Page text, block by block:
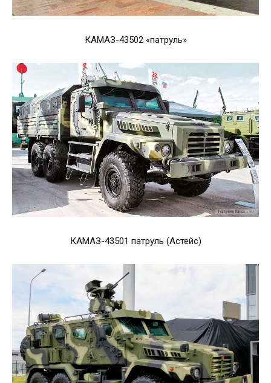
КАМАЗ-43502 «патруль»
КАМАЗ-43501 патруль (Астейс)